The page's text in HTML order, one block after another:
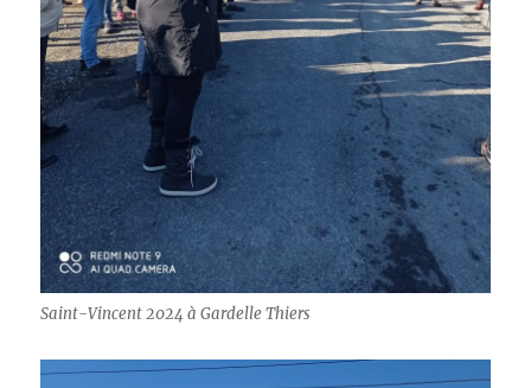
Saint-Vincent 2024 à Gardelle Thiers